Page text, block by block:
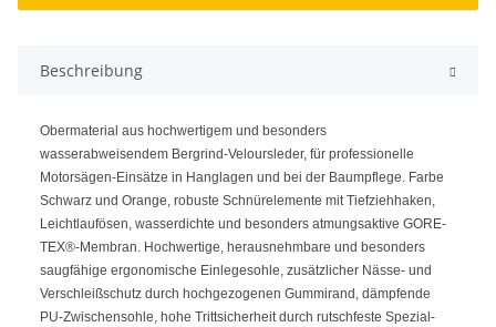
Beschreibung
Obermaterial aus hochwertigem und besonders
wasserabweisendem Bergrind-Veloursleder, für professionelle
Motorsägen-Einsätze in Hanglagen und bei der Baumpflege. Farbe
Schwarz und Orange, robuste Schnürelemente mit Tiefziehhaken,
Leichtlaufösen, wasserdichte und besonders atmungsaktive GORE-
TEX®-Membran. Hochwertige, herausnehmbare und besonders
saugfähige ergonomische Einlegesohle, zusätzlicher Nässe- und
Verschleißschutz durch hochgezogenen Gummirand, dämpfende
PU-Zwischensohle, hohe Trittsicherheit durch rutschfeste Spezial-